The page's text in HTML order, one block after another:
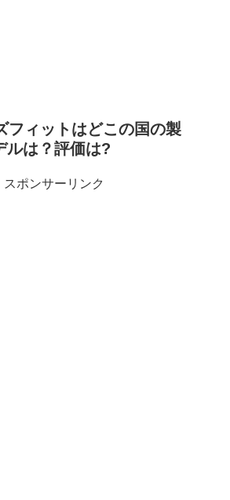
フィットはどこの国の製
ルは？評価は?
スポンサーリンク